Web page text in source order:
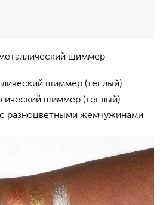
шиммер
шиммер (теплый)
шиммер (теплый)
разноцветными жемчужинами